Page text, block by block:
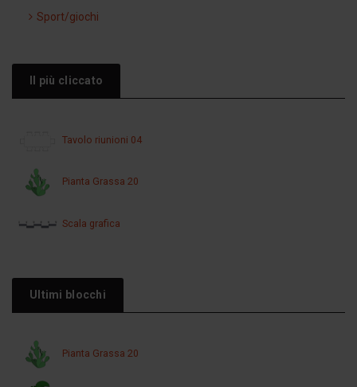
Sport/giochi
Il più cliccato
Tavolo riunioni 04
Pianta Grassa 20
Scala grafica
Ultimi blocchi
Pianta Grassa 20